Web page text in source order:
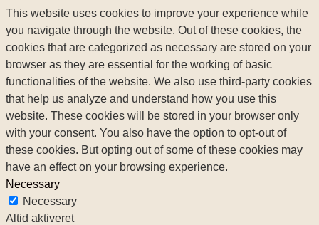
This website uses cookies to improve your experience while
you navigate through the website. Out of these cookies, the
cookies that are categorized as necessary are stored on your
browser as they are essential for the working of basic
functionalities of the website. We also use third-party cookies
that help us analyze and understand how you use this
website. These cookies will be stored in your browser only
with your consent. You also have the option to opt-out of
these cookies. But opting out of some of these cookies may
have an effect on your browsing experience.
Necessary
Necessary
Altid aktiveret